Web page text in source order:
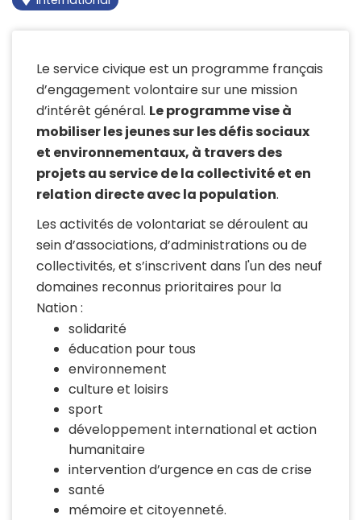
Le service civique est un programme français
d’engagement volontaire sur une mission
d’intérêt général. Le programme vise à
mobiliser les jeunes sur les défis sociaux
et environnementaux, à travers des
projets au service de la collectivité et en
relation directe avec la population.
Les activités de volontariat se déroulent au
sein d’associations, d’administrations ou de
collectivités, et s’inscrivent dans l'un des neuf
domaines reconnus prioritaires pour la
Nation :
solidarité
éducation pour tous
environnement
culture et loisirs
sport
développement international et action
humanitaire
intervention d’urgence en cas de crise
santé
mémoire et citoyenneté.